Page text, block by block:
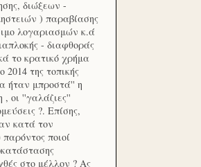
διώξεων -
) παραβίασης
λογαριασμών κ.ά
- διαφθοράς
το κρατικό χρήμα
της τοπικής
ήταν μπροστά'' η
, οι ''γαλάζιες''
?. Επίσης,
κατά τον
ποιοί
στο μέλλον ? Ας